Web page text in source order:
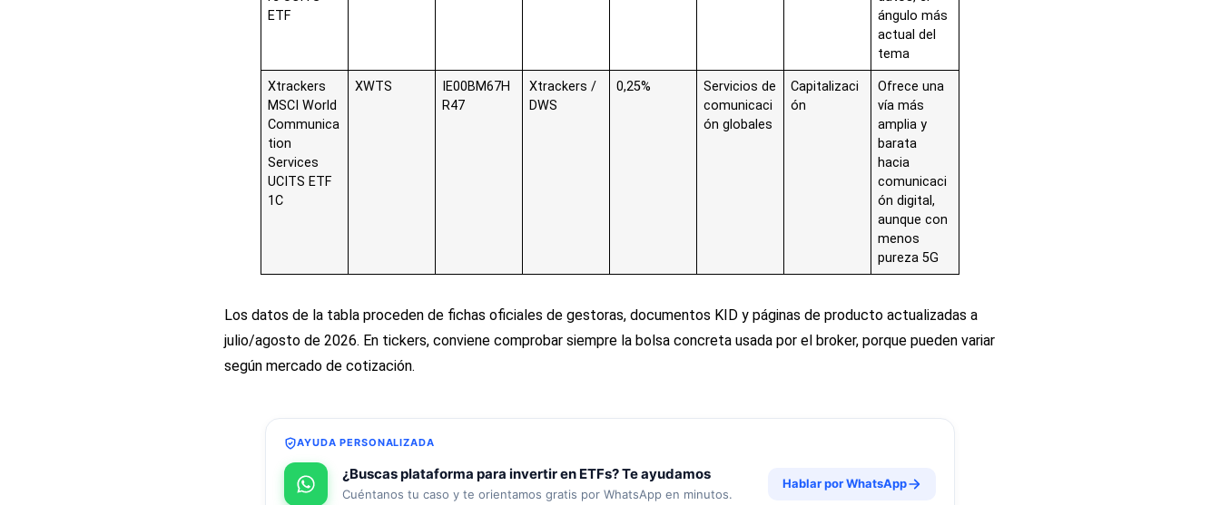
ETF
ángulo más
actual del
tema
Xtrackers
MSCI World
Communica
tion
Services
UCITS ETF
1C
XWTS
IE00BM67H
R47
Xtrackers /
DWS
0,25%
Servicios de
comunicaci
ón globales
Capitalizaci
ón
Ofrece una
vía más
amplia y
barata
hacia
comunicaci
ón digital,
aunque con
menos
pureza 5G
Los datos de la tabla proceden de fichas oficiales de gestoras, documentos KID y páginas de producto actualizadas a
julio/agosto de 2026. En tickers, conviene comprobar siempre la bolsa concreta usada por el broker, porque pueden variar
según mercado de cotización.
AYUDA PERSONALIZADA
¿Buscas plataforma para invertir en ETFs? Te ayudamos
Cuéntanos tu caso y te orientamos gratis por WhatsApp en minutos.
Hablar por WhatsApp